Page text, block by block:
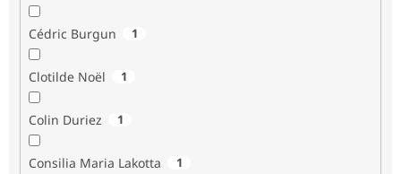
Cédric Burgun 1
Clotilde Noël 1
Colin Duriez 1
Consilia Maria Lakotta 1